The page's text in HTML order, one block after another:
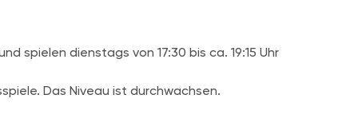
spielen dienstags von 17:30 bis ca. 19:15 Uhr
Das Niveau ist durchwachsen.